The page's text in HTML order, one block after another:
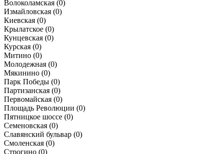
Волоколамская (0)
Измайловская (0)
Киевская (0)
Крылатское (0)
Кунцевская (0)
Курская (0)
Митино (0)
Молодежная (0)
Мякинино (0)
Парк Победы (0)
Партизанская (0)
Первомайская (0)
Площадь Революции (0)
Пятницкое шоссе (0)
Семеновская (0)
Славянский бульвар (0)
Смоленская (0)
Строгино (0)